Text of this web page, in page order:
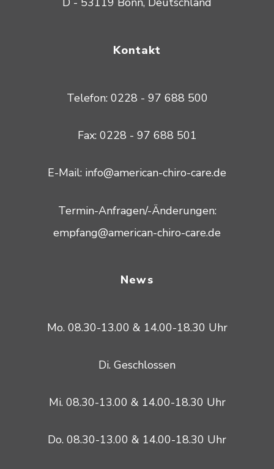
Kontakt
Telefon: 0228 - 97 688 500
Fax: 0228 - 97 688 501
E-Mail: info@american-chiro-care.de
Termin-Anfragen/-Änderungen:
empfang@american-chiro-care.de
News
Mo. 08.30-13.00 & 14.00-18.30 Uhr
Di. Geschlossen
Mi. 08.30-13.00 & 14.00-18.30 Uhr
Do. 08.30-13.00 & 14.00-18.30 Uhr